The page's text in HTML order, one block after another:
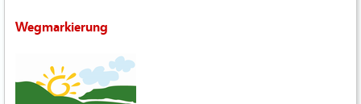
Wegmarkierung